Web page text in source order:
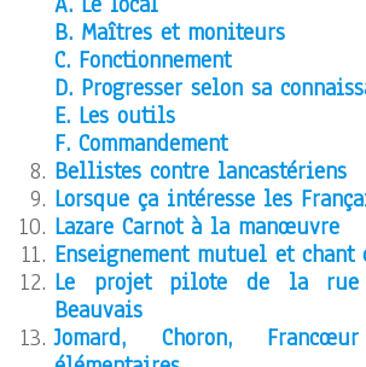
B. Maîtres et moniteurs
C. Fonctionnement
D. Progresser selon sa
E. Les outils
F. Commandement
Bellistes contre lancastériens
Lorsque ça intéresse les
Lazare Carnot à la manœuvre
Enseignement mutuel et chant
Le projet pilote de la rue
Beauvais
Jomard, Choron,